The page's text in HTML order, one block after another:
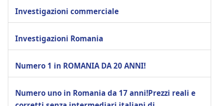
Investigazioni commerciale
Investigazioni Romania
Numero 1 in ROMANIA DA 20 ANNI!
Numero uno in Romania da 17 anni!Prezzi reali e